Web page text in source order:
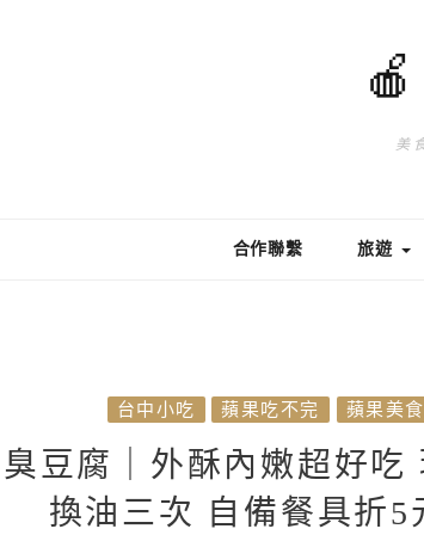
美
合作聯繫 旅遊
台中小吃 蘋果吃不完 蘋果美
豆腐｜外酥內嫩超好吃
換油三次 自備餐具折5